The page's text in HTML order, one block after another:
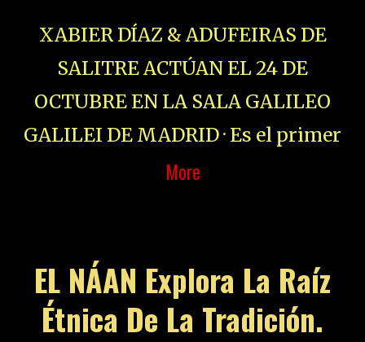
XABIER DÍAZ & ADUFEIRAS DE
SALITRE ACTÚAN EL 24 DE
OCTUBRE EN LA SALA GALILEO
GALILEI DE MADRID · Es el primer
More
EL NÁAN Explora La Raíz
Étnica De La Tradición.